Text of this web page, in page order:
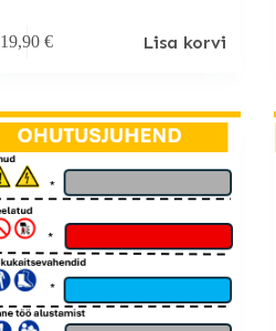
19,90€ Lisa korvi